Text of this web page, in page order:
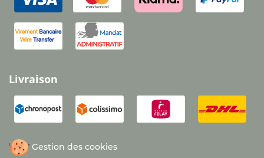
Livraison
Gestion des cookies